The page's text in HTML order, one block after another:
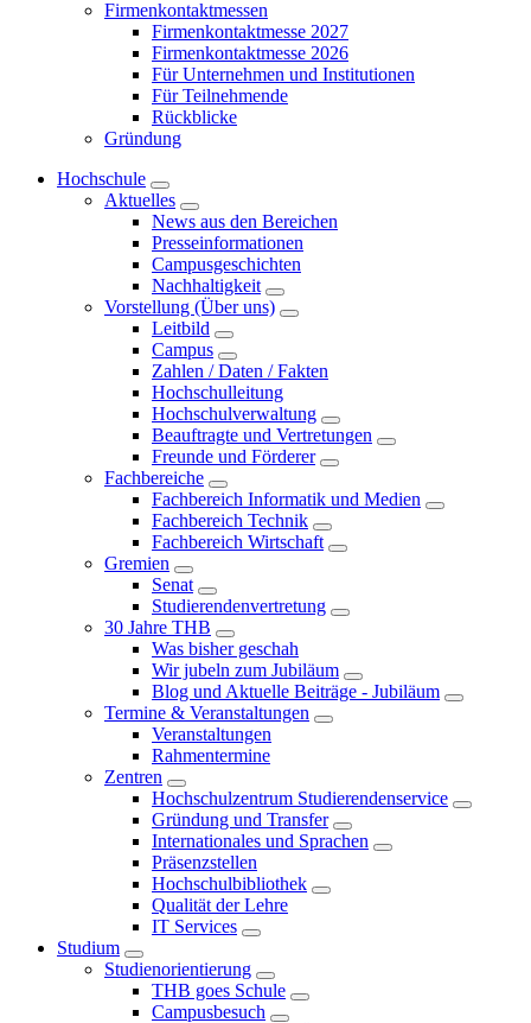
Firmenkontaktmessen
Firmenkontaktmesse 2027
Firmenkontaktmesse 2026
Für Unternehmen und Institutionen
Für Teilnehmende
Rückblicke
Gründung
Hochschule
Aktuelles
News aus den Bereichen
Presseinformationen
Campusgeschichten
Nachhaltigkeit
Vorstellung (Über uns)
Leitbild
Campus
Zahlen / Daten / Fakten
Hochschulleitung
Hochschulverwaltung
Beauftragte und Vertretungen
Freunde und Förderer
Fachbereiche
Fachbereich Informatik und Medien
Fachbereich Technik
Fachbereich Wirtschaft
Gremien
Senat
Studierendenvertretung
30 Jahre THB
Was bisher geschah
Wir jubeln zum Jubiläum
Blog und Aktuelle Beiträge - Jubiläum
Termine & Veranstaltungen
Veranstaltungen
Rahmentermine
Zentren
Hochschulzentrum Studierendenservice
Gründung und Transfer
Internationales und Sprachen
Präsenzstellen
Hochschulbibliothek
Qualität der Lehre
IT Services
Studium
Studienorientierung
THB goes Schule
Campusbesuch